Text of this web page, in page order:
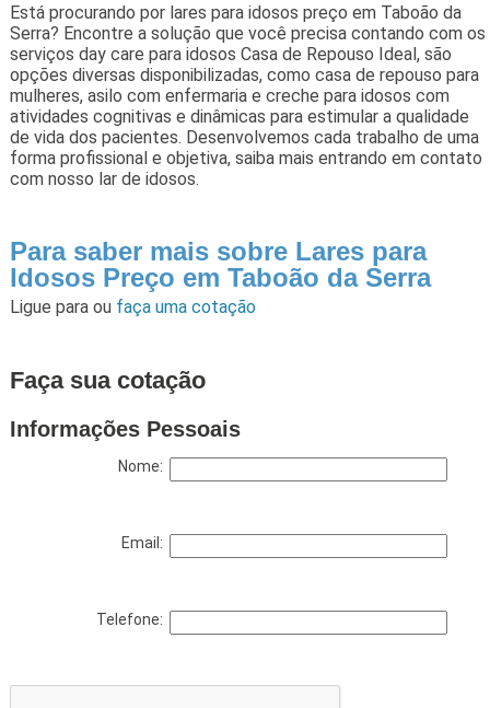
Está procurando por lares para idosos preço em Taboão da
Serra? Encontre a solução que você precisa contando com os
serviços day care para idosos Casa de Repouso Ideal, são
opções diversas disponibilizadas, como casa de repouso para
mulheres, asilo com enfermaria e creche para idosos com
atividades cognitivas e dinâmicas para estimular a qualidade
de vida dos pacientes. Desenvolvemos cada trabalho de uma
forma profissional e objetiva, saiba mais entrando em contato
com nosso lar de idosos.
Para saber mais sobre Lares para
Idosos Preço em Taboão da Serra
Ligue para ou faça uma cotação
Faça sua cotação
Informações Pessoais
Nome:
Email:
Telefone: